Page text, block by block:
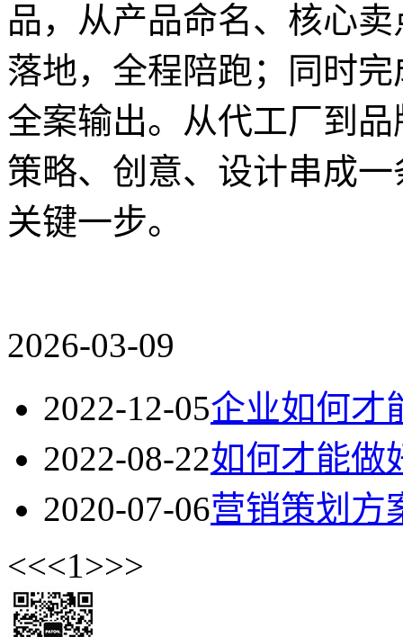
品，从产品命名、核心
落地，全程陪跑；同时
全案输出。从代工厂到
策略、创意、设计串成
关键一步。
2026-03-09
2022-12-05企业如何才
2022-08-22如何才能做
2020-07-06营销策划方
<<<1>>>